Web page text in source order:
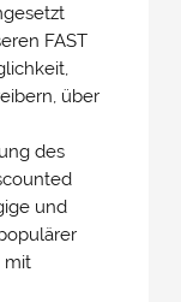
FAST
über
des
und
mit